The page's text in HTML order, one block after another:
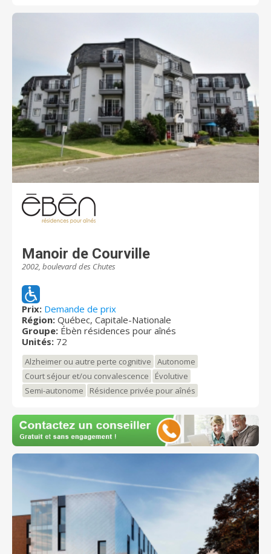
Manoir de Courville
2002, boulevard des Chutes
Prix: Demande de prix
Région: Québec, Capitale-Nationale
Groupe: Ébèn résidences pour aînés
Unités: 72
Alzheimer ou autre perte cognitive
Autonome
Court séjour et/ou convalescence
Évolutive
Semi-autonome
Résidence privée pour aînés